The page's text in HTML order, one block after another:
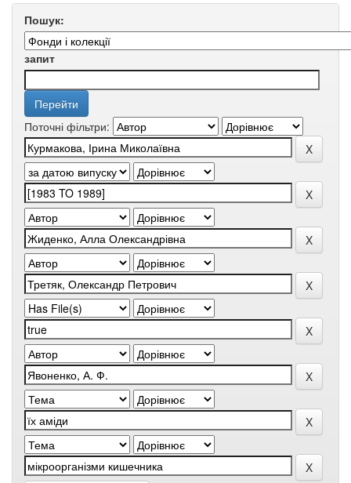
Пошук:
запит
Поточні фільтри: